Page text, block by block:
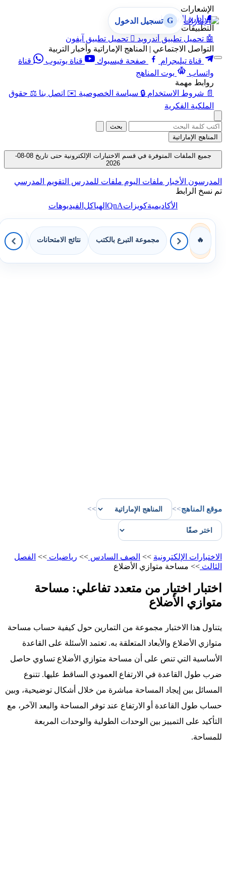
الإشعارات
🔔 إدارة الإشعارات
التطبيقات
🤖 تحميل تطبيق أندرويد  تحميل تطبيق آيفون
التواصل الاجتماعي | المناهج الإماراتية وأخبار التربية
قناة تيليجرام
صفحة فيسبوك قناة يوتيوب
قناة
واتساب
بوت المناهج
روابط مهمة
📄 شروط الاستخدام 🔒 سياسة الخصوصية ✉️ اتصل بنا ⚖️ حقوق
الملكية الفكرية
G تسجيل الدخول
بحث
المناهج الإماراتية
جميع الملفات المتوفرة في قسم الاختبارات الإلكترونية حتى تاريخ 08-08-
2026
المدرسون الأخبار ملفات اليوم ملفات للمدرس التقويم المدرسي
تم نسخ الرابط
الأكاديميةكويزاتQnAالهياكل الفيديوهات
🔥 مجموعة التبرع بالكتب نتائج الامتحانات
موقع المناهج>>
>>
الاختبارات الإلكترونية >> الصف السادس >> رياضيات >> الفصل
الثالث >> مساحة متوازي الأضلاع
اختبار اختيار من متعدد تفاعلي: مساحة
متوازي الأضلاع
يتناول هذا الاختبار مجموعة من التمارين حول كيفية حساب مساحة
متوازي الأضلاع والأبعاد المتعلقة به. تعتمد الأسئلة على القاعدة
الأساسية التي تنص على أن مساحة متوازي الأضلاع تساوي حاصل
ضرب طول القاعدة في الارتفاع العمودي الساقط عليها. تتنوع
المسائل بين إيجاد المساحة مباشرة من خلال أشكال توضيحية، وبين
حساب طول القاعدة أو الارتفاع عند توفر المساحة والبعد الآخر، مع
التأكيد على التمييز بين الوحدات الطولية والوحدات المربعة
للمساحة.